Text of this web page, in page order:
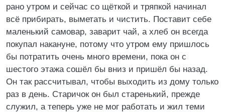
рано утром и сейчас со щёткой и тряпкой начинал
всё прибирать, выметать и чистить. Поставит себе
маленький самовар, заварит чай, а хлеб он всегда
покупал накануне, потому что утром ему пришлось
бы потратить очень много времени, пока он с
шестого этажа сошёл бы вниз и пришёл бы назад.
Он так рассчитывал, чтобы выходить из дому только
раз в день. Старичок он был старенький, прежде
служил, а теперь уже не мог работать и жил теми